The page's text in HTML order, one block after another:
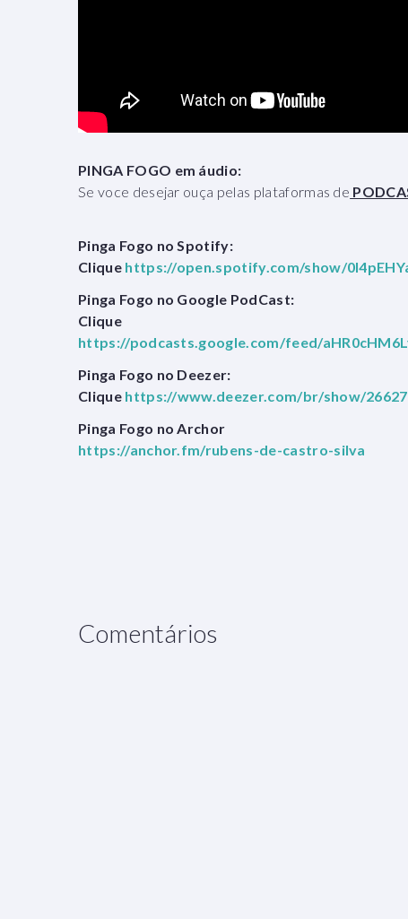
PINGA FOGO em áudio:
Se voce desejar ouça pelas plataformas de
Pinga Fogo no Spotify:
Clique https://open.spotify.com/show/
Pinga Fogo no Google PodCast:
Clique
https://podcasts.google.com/feed/
Pinga Fogo no Deezer:
Clique https://www.deezer.com/br/show/
Pinga Fogo no Archor
https://anchor.fm/rubens-de-castro-silva
Comentários